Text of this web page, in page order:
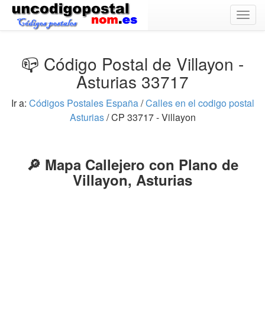
📪 Código Postal de Villayon -
Asturias 33717
Ir a: Códigos Postales España/Calles en el codigo postal
Asturias/ CP 33717 - Villayon
🔎 Mapa Callejero con Plano de
Villayon, Asturias